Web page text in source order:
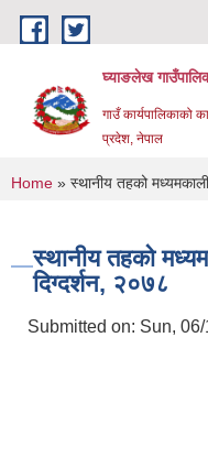
Skip to main content
घ्याङलेख
गाउँ कार्यपालिकाको
प्रदेश, नेपाल
You are here
Home » स्थानीय तहको
स्थानीय तहको
दिग्दर्शन, २०७८
Submitted on: Sun,